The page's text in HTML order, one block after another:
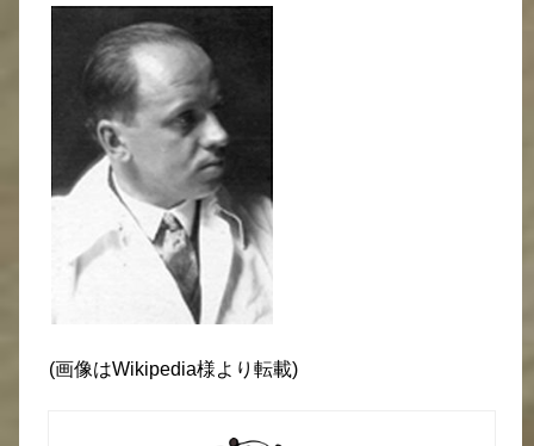
(画像はWikipedia様より転載)